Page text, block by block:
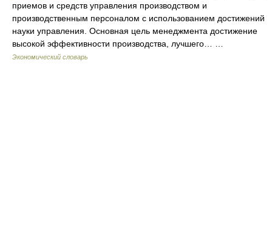
приемов и средств управления производством и
производственным персоналом с использованием достижений
науки управления. Основная цель менеджмента достижение
высокой эффективности производства, лучшего… …
Экономический словарь